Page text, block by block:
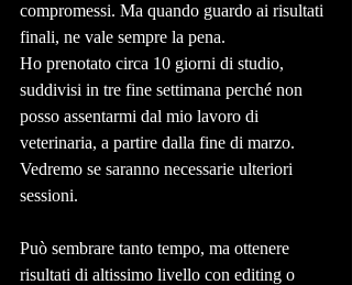
compromessi. Ma quando guardo ai risultati
finali, ne vale sempre la pena.
Ho prenotato circa 10 giorni di studio,
suddivisi in tre fine settimana perché non
posso assentarmi dal mio lavoro di
veterinaria, a partire dalla fine di marzo.
Vedremo se saranno necessarie ulteriori
sessioni.
Può sembrare tanto tempo, ma ottenere
risultati di altissimo livello con editing o